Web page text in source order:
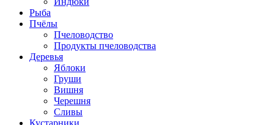
Рыба
Пчёлы
Пчеловодство
Продукты пчеловодства
Деревья
Яблоки
Груши
Вишня
Черешня
Сливы
Кустарники